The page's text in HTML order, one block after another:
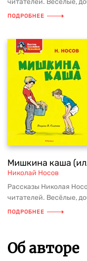
читателей. Весёлые,
ПОДРОБНЕЕ
Мишкина каша
Николай Носов
Рассказы Николая
читателей. Весёлые,
ПОДРОБНЕЕ
Об авторе